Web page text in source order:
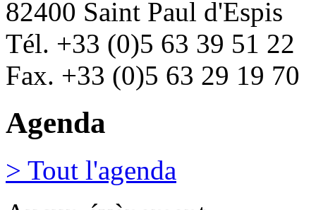
82400 Saint Paul d'Espis
Tél. +33 (0)5 63 39 51 22
Fax. +33 (0)5 63 29 19 70
Agenda
> Tout l'agenda